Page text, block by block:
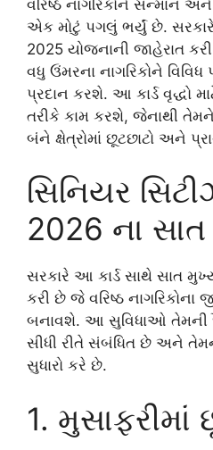
વરિષ્ઠ નાગરિકોને સન્માન અને
એક મોટું પગલું ભર્યું છે. સરકારે
2025 યોજનાની જાહેરાત
વધુ ઉંમરના નાગરિકોને વિવિધ
પ્રદાન કરશે. આ કાર્ડ વૃદ્ધો
તરીકે કામ કરશે, જેનાથી
બંને ક્ષેત્રોમાં છૂટછાટો અને
સિનિયર
2026 ના
સરકારે આ કાર્ડ સાથે સાત
કરી છે જે વરિષ્ઠ
બનાવશે. આ સુવિધાઓ તેમની
સીધી રીતે સંબંધિત છે અને
સુધારો કરે છે.
1. મુસાફરીમાં